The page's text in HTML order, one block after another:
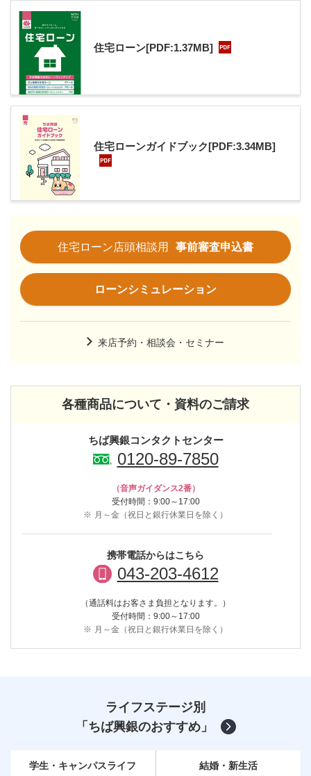
住宅ローン[PDF:1.37MB]
住宅ローンガイドブック[PDF:3.34MB]
住宅ローン店頭相談用 事前審査申込書
ローンシミュレーション
来店予約・相談会・セミナー
各種商品について・資料のご請求
ちば興銀コンタクトセンター
0120-89-7850
（音声ガイダンス2番）
受付時間：9:00～17:00
※ 月～金（祝日と銀行休業日を除く）
携帯電話からはこちら
043-203-4612
（通話料はお客さま負担となります。）
受付時間：9:00～17:00
※ 月～金（祝日と銀行休業日を除く）
ライフステージ別
「ちば興銀のおすすめ」
学生・キャンパスライフ 結婚・新生活